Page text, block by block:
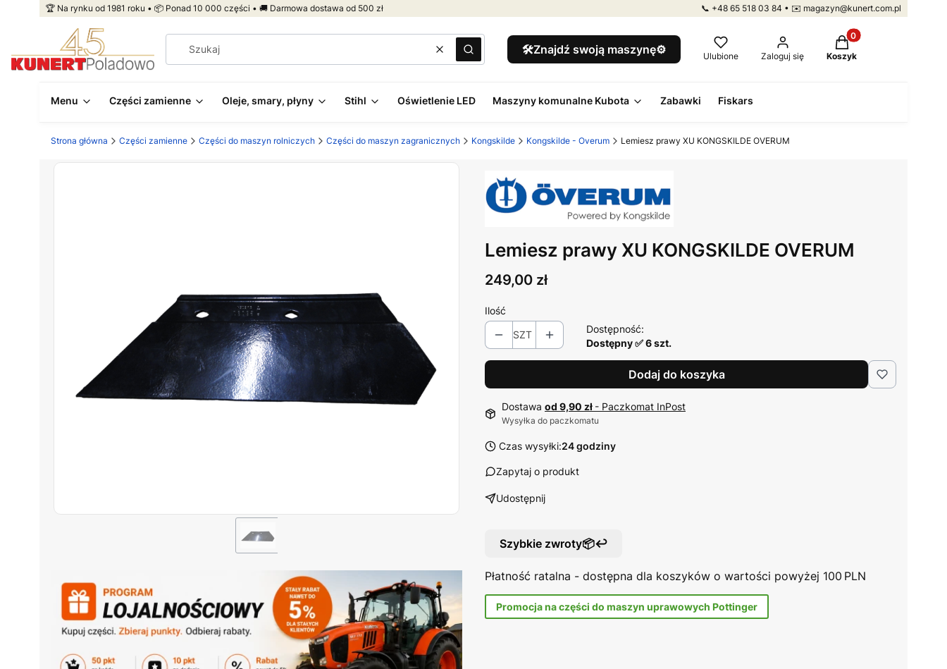
🏆 Na rynku od 1981 roku • 📦 Ponad 10 000 części • 🚚 Darmowa dostawa od 500 zł 📞 +48 65 518 03 84 • ✉️ magazyn@kunert.com.pl
WyczyśćSzukaj 🛠️Znajdź swoją maszynę⚙️ Ulubione Zaloguj się
Produkty w koszyku:
Koszyk
Menu Części zamienne Oleje, smary, płyny Stihl Oświetlenie LED Maszyny komunalne Kubota Zabawki Fiskars
Strona główna Części zamienne Części do maszyn rolniczych Części do maszyn zagranicznych Kongskilde Kongskilde - Overum Lemiesz prawy XU KONGSKILDE OVERUM
Lemiesz prawy XU KONGSKILDE OVERUM
Cena
249,00 zł
Ilość
SZT
Dostępność:
Dostępny ✅ 6 szt.
Dodaj do koszyka
Dostawa od 9,90 zł - Paczkomat InPost
Wysyłka do paczkomatu
Czas wysyłki:24 godziny
Zapytaj o produkt
Udostępnij
Szybkie zwroty📦↩️
Płatność ratalna - dostępna dla koszyków o wartości powyżej 100 PLN
Promocja na części do maszyn uprawowych Pottinger